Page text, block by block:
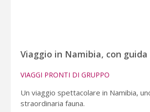
Viaggio in Namibia, con
VIAGGI PRONTI DI GRUPPO
Un viaggio spettacolare in Namibia,
straordinaria fauna.